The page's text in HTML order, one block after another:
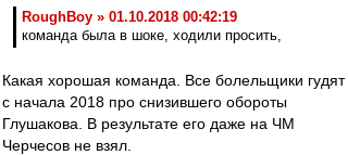
RoughBoy » 01.10.2018 00:42:19
команда была в шоке, ходили просить,
Какая хорошая команда. Все болельщики гудят
с начала 2018 про снизившего обороты
Глушакова. В результате его даже на ЧМ
Черчесов не взял.